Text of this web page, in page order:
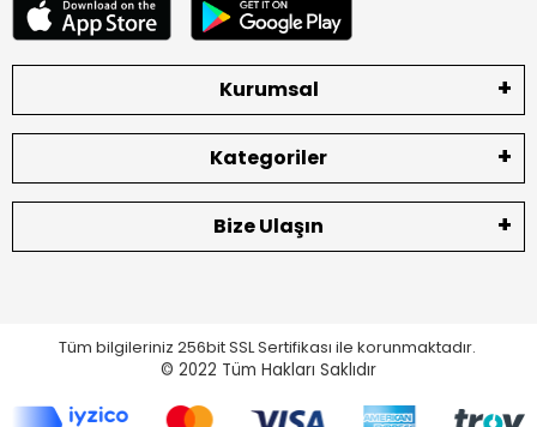
Kurumsal
Kategoriler
Bize Ulaşın
Tüm bilgileriniz 256bit SSL Sertifikası ile korunmaktadır.
© 2022 Tüm Hakları Saklıdır